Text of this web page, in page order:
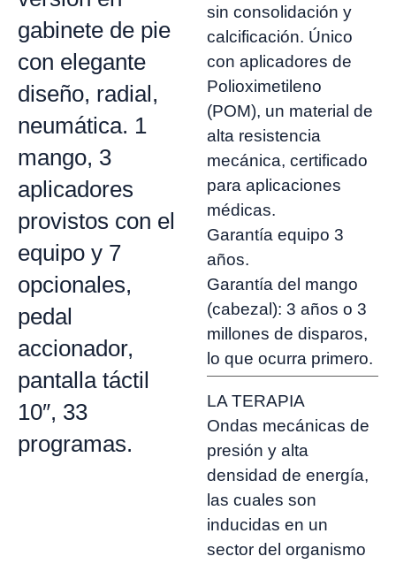
gabinete de pie
con elegante
diseño, radial,
neumática. 1
mango, 3
aplicadores
provistos con el
equipo y 7
opcionales,
pedal
accionador,
pantalla táctil
10″, 33
programas.
sin consolidación y
calcificación. Único
con aplicadores de
Polioximetileno
(POM), un material de
alta resistencia
mecánica, certificado
para aplicaciones
médicas.
Garantía equipo 3
años.
Garantía del mango
(cabezal): 3 años o 3
millones de disparos,
lo que ocurra primero.
LA TERAPIA
Ondas mecánicas de
presión y alta
densidad de energía,
las cuales son
inducidas en un
sector del organismo